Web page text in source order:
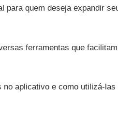
para quem deseja expandir
ferramentas que facilitam
aplicativo e como utilizá-las